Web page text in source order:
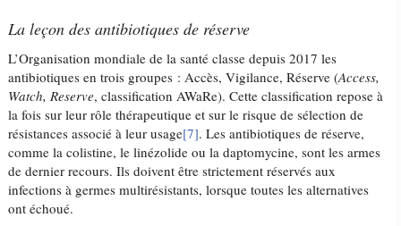
La leçon des antibiotiques de réserve
L’Organisation mondiale de la santé classe depuis 2017 les
antibiotiques en trois groupes : Accès, Vigilance, Réserve (Access,
Watch, Reserve, classification AWaRe). Cette classification repose à
la fois sur leur rôle thérapeutique et sur le risque de sélection de
résistances associé à leur usage[7]. Les antibiotiques de réserve,
comme la colistine, le linézolide ou la daptomycine, sont les armes
de dernier recours. Ils doivent être strictement réservés aux
infections à germes multirésistants, lorsque toutes les alternatives
ont échoué.